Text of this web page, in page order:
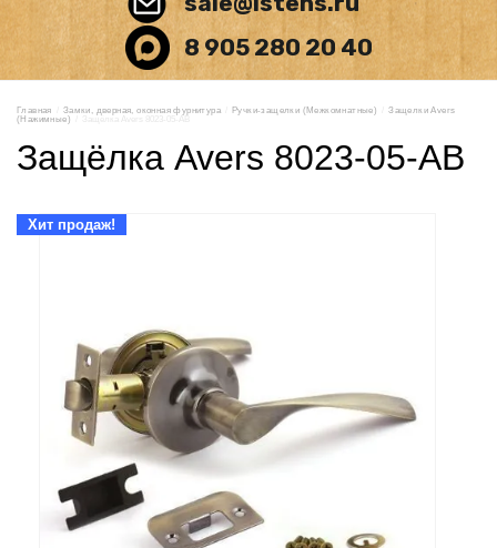
8 905 280 20 40
Главная Замки, дверная, оконная фурнитура Ручки-защелки (Межкомнатные)
  /
Защелки Avers
(Нажимные)
Защёлка Avers 8023-05-AB
Хит продаж!